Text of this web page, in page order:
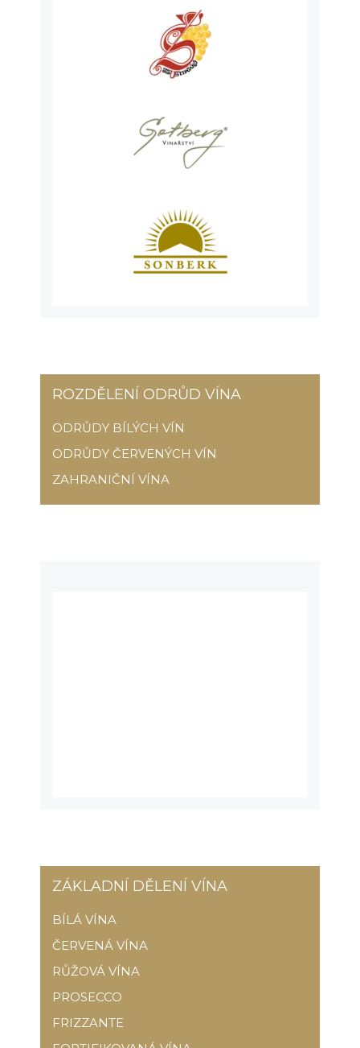
ROZDĚLENÍ ODRŮD VÍNA
ODRŮDY BÍLÝCH VÍN
ODRŮDY ČERVENÝCH VÍN
ZAHRANIČNÍ VÍNA
ZÁKLADNÍ DĚLENÍ VÍNA
BÍLÁ VÍNA
ČERVENÁ VÍNA
RŮŽOVÁ VÍNA
PROSECCO
FRIZZANTE